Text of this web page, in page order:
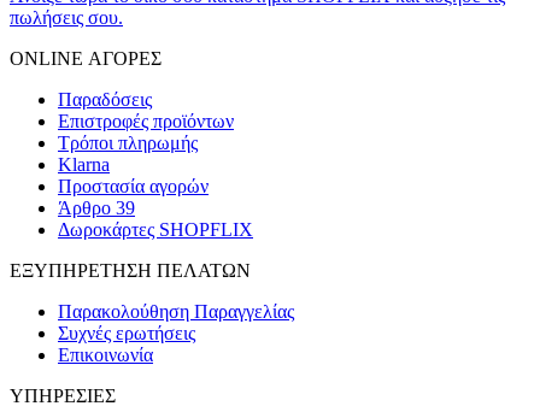
πωλήσεις σου.
ONLINE ΑΓΟΡΕΣ
Παραδόσεις
Επιστροφές προϊόντων
Τρόποι πληρωμής
Klarna
Προστασία αγορών
Άρθρο 39
Δωροκάρτες SHOPFLIX
ΕΞΥΠΗΡΕΤΗΣΗ ΠΕΛΑΤΩΝ
Παρακολούθηση Παραγγελίας
Συχνές ερωτήσεις
Επικοινωνία
ΥΠΗΡΕΣΙΕΣ